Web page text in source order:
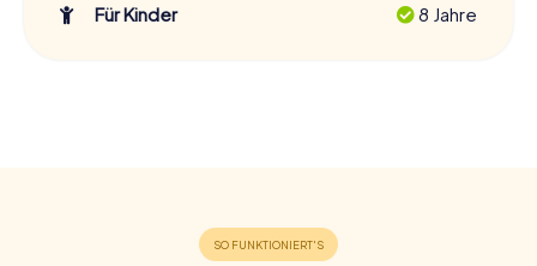
Für Kinder
8 Jahre